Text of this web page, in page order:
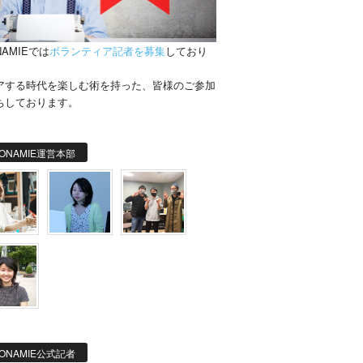
ではボランティア記者を募集しており
する時代を楽しむ術を持った、皆様のご参加
ております。
運営本部
公式記者